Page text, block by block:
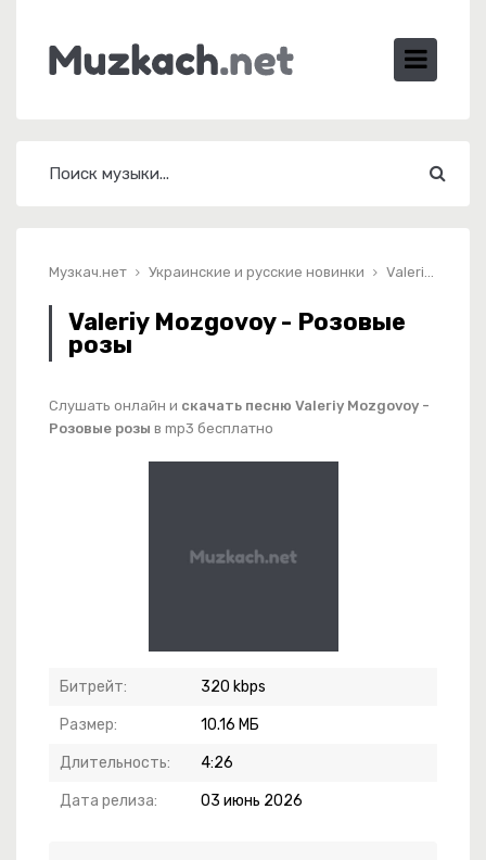
Музкач.нет Украинские и русские новинки Valeriy Mozgovoy - Розовые розы
Valeriy Mozgovoy - Розовые
розы
Слушать онлайн и скачать песню Valeriy Mozgovoy -
Розовые розы в mp3 бесплатно
Битрейт: 320 kbps
Размер: 10.16 МБ
Длительность: 4:26
Дата релиза: 03 июнь 2026